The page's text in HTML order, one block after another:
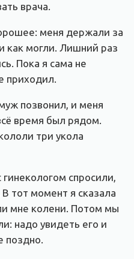
врача.
меня держали за
как могли. Лишний раз
Пока я сама не
приходил.
позвонил, и меня
время был рядом.
три укола
спросили,
тот момент я сказала
мне колени. Потом мы
надо увидеть его и
поздно.